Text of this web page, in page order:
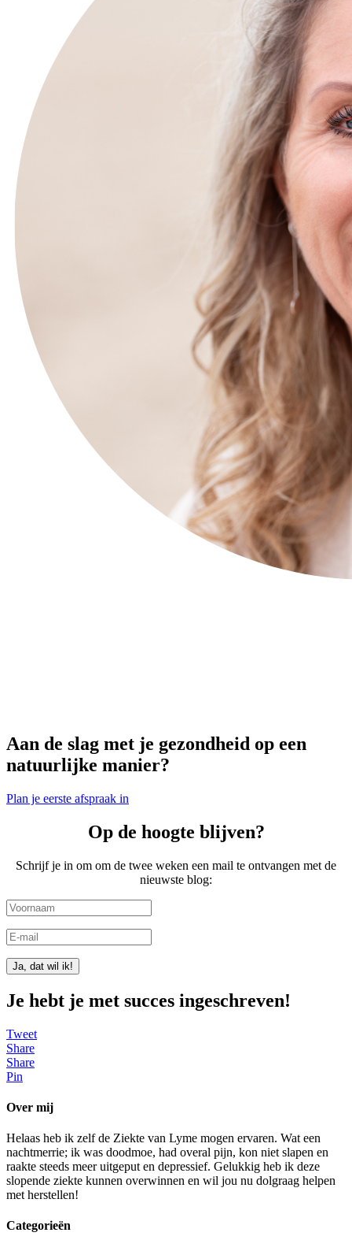
Aan de slag met je gezondheid op een
natuurlijke manier?
Plan je eerste afspraak in
Op de hoogte blijven?
Schrijf je in om om de twee weken een mail te ontvangen met de
nieuwste blog:
Ja, dat wil ik!
Je hebt je met succes ingeschreven!
Tweet
Share
Share
Pin
Over mij
Helaas heb ik zelf de Ziekte van Lyme mogen ervaren. Wat een
nachtmerrie; ik was doodmoe, had overal pijn, kon niet slapen en
raakte steeds meer uitgeput en depressief. Gelukkig heb ik deze
slopende ziekte kunnen overwinnen en wil jou nu dolgraag helpen
met herstellen!
Categorieën